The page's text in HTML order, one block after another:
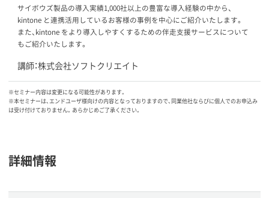
サイボウズ製品の導入実績1,000社以上の豊富な導入経験の中から、
kintone と連携活用しているお客様の事例を中心にご紹介いたします。
また、kintone をより導入しやすくするための伴走支援サービスについて
もご紹介いたします。
講師：株式会社ソフトクリエイト
※セミナー内容は変更になる可能性があります。
※本セミナーは、エンドユーザ様向けの内容となっておりますので、同業他社ならびに個人でのお申込み
は受け付けておりません。あらかじめご了承ください。
詳細情報